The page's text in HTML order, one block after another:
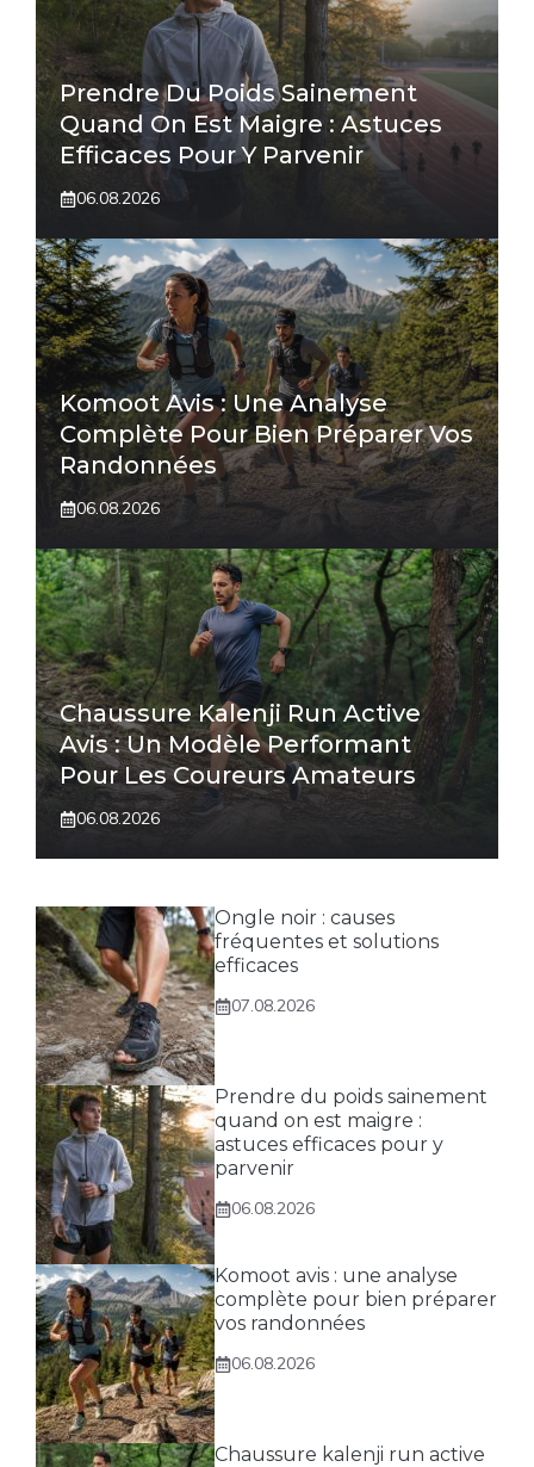
Prendre Du Poids Sainement
Quand On Est Maigre : Astuces
Efficaces Pour Y Parvenir
06.08.2026
Komoot Avis : Une Analyse
Complète Pour Bien Préparer Vos
Randonnées
06.08.2026
Chaussure Kalenji Run Active
Avis : Un Modèle Performant
Pour Les Coureurs Amateurs
06.08.2026
Ongle noir : causes
fréquentes et solutions
efficaces
07.08.2026
Prendre du poids sainement
quand on est maigre :
astuces efficaces pour y
parvenir
06.08.2026
Komoot avis : une analyse
complète pour bien préparer
vos randonnées
06.08.2026
Chaussure kalenji run active